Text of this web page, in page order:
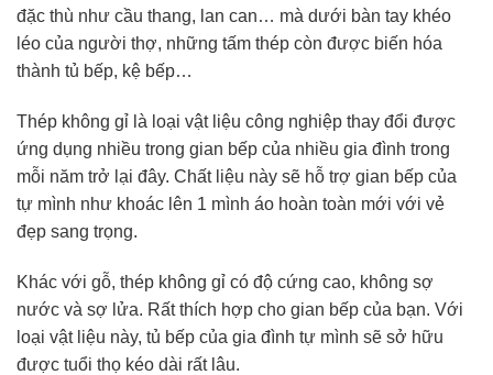
đặc thù như cầu thang, lan can… mà dưới bàn tay khéo
léo của người thợ, những tấm thép còn được biến hóa
thành tủ bếp, kệ bếp…
Thép không gỉ là loại vật liệu công nghiệp thay đổi được
ứng dụng nhiều trong gian bếp của nhiều gia đình trong
mỗi năm trở lại đây. Chất liệu này sẽ hỗ trợ gian bếp của
tự mình như khoác lên 1 mình áo hoàn toàn mới với vẻ
đẹp sang trọng.
Khác với gỗ, thép không gỉ có độ cứng cao, không sợ
nước và sợ lửa. Rất thích hợp cho gian bếp của bạn. Với
loại vật liệu này, tủ bếp của gia đình tự mình sẽ sở hữu
được tuổi thọ kéo dài rất lâu.